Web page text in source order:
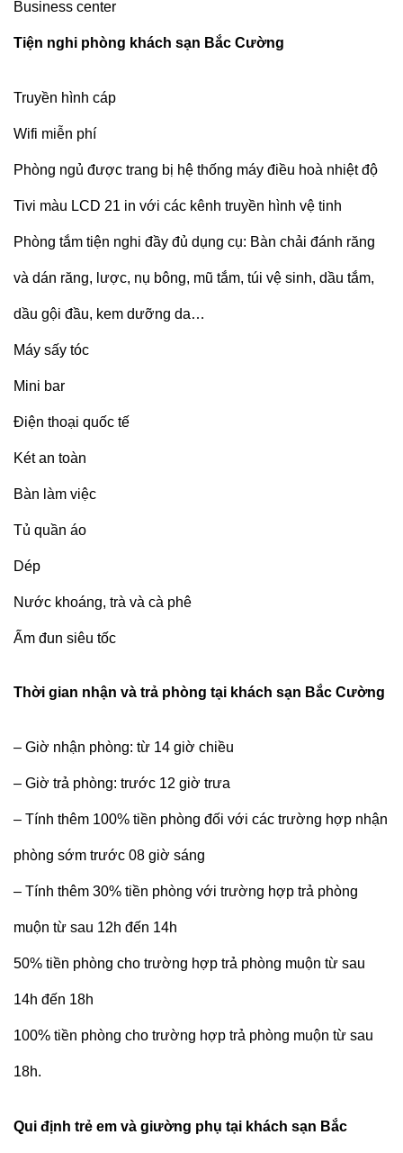
Business center
Tiện nghi phòng khách sạn Bắc Cường
Truyền hình cáp
Wifi miễn phí
Phòng ngủ được trang bị hệ thống máy điều hoà nhiệt độ
Tivi màu LCD 21 in với các kênh truyền hình vệ tinh
Phòng tắm tiện nghi đầy đủ dụng cụ: Bàn chải đánh răng
và dán răng, lược, nụ bông, mũ tắm, túi vệ sinh, dầu tắm,
dầu gội đầu, kem dưỡng da…
Máy sấy tóc
Mini bar
Điện thoại quốc tế
Két an toàn
Bàn làm việc
Tủ quần áo
Dép
Nước khoáng, trà và cà phê
Ấm đun siêu tốc
Thời gian nhận và trả phòng tại khách sạn Bắc Cường
– Giờ nhận phòng: từ 14 giờ chiều
– Giờ trả phòng: trước 12 giờ trưa
– Tính thêm 100% tiền phòng đối với các trường hợp nhận
phòng sớm trước 08 giờ sáng
– Tính thêm 30% tiền phòng với trường hợp trả phòng
muộn từ sau 12h đến 14h
50% tiền phòng cho trường hợp trả phòng muộn từ sau
14h đến 18h
100% tiền phòng cho trường hợp trả phòng muộn từ sau
18h.
Qui định trẻ em và giường phụ tại khách sạn Bắc